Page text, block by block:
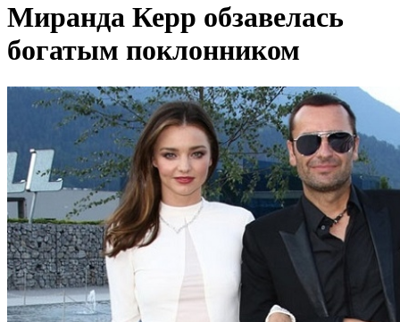
Миранда Керр обзавелась
богатым поклонником